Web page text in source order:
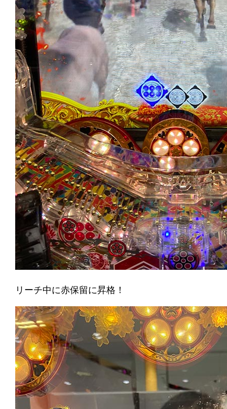
リーチ中に赤保留に昇格！